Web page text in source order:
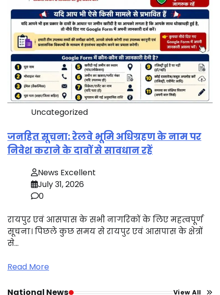
Uncategorized
जनहित सूचना: रेलवे भूमि अधिग्रहण के नाम पर
निवेश कराने के दावों से सावधान रहें
News Excellent
July 31, 2026
0
रायपुर एवं आसपास के सभी नागरिकों के लिए महत्वपूर्ण
सूचना। पिछले कुछ समय से रायपुर एवं आसपास के क्षेत्रों
से…
Read More
National News View All